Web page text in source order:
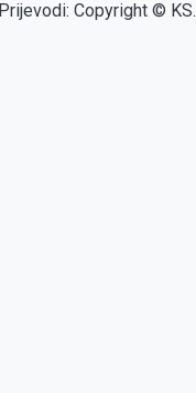
Prijevodi: Copyright ©